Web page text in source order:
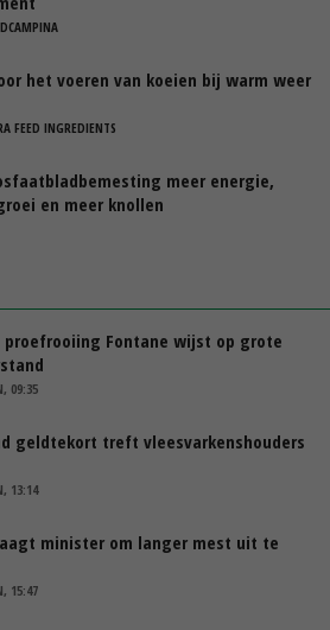
het voeren van koeien bij warm weer
FEED INGREDIENTS
meer energie,
en meer knollen
proefrooiing Fontane wijst op grote
09:35
geldtekort treft vleesvarkenshouders
13:14
minister om langer mest uit te
15:47